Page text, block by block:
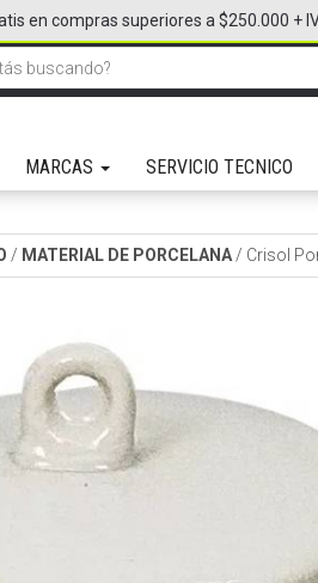
MARCAS SERVICIO TECNICO
en compras superiores a $250.000 +
/ MATERIAL DE PORCELANA / Crisol